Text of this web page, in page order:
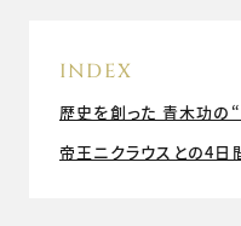
INDEX
歴史を創った 青木功の“
帝王ニクラウスとの4日